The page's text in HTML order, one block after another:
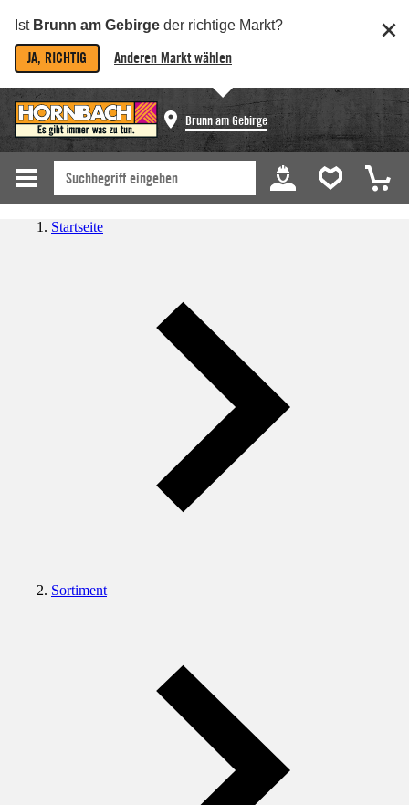
Ist Brunn am Gebirge der richtige Markt?
JA, RICHTIG Anderen Markt wählen
Brunn am Gebirge
Startseite
Sortiment